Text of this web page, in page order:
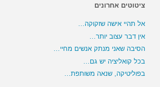
ציטוטים אחרונים
אל תהיי אישה שזקוקה…
אין דבר עצוב יותר…
הסיבה שאני מנתק אנשים מחיי…
בכל קואליציה יש גם…
בפוליטיקה, שנאה משותפת…